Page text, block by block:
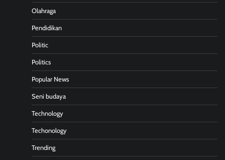
Olahraga
Pendidikan
Politic
Politics
Popular News
Seni budaya
Technology
Techonology
Trending